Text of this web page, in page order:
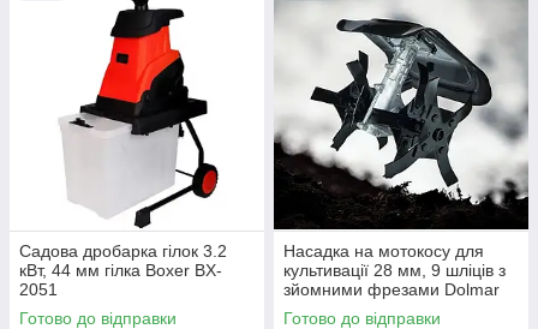
Садова дробарка гілок 3.2
кВт, 44 мм гілка Boxer BX-
2051
Готово до відправки
Насадка на мотокосу для
культивації 28 мм, 9 шліців з
зйомними фрезами Dolmar
9T28
Готово до відправки